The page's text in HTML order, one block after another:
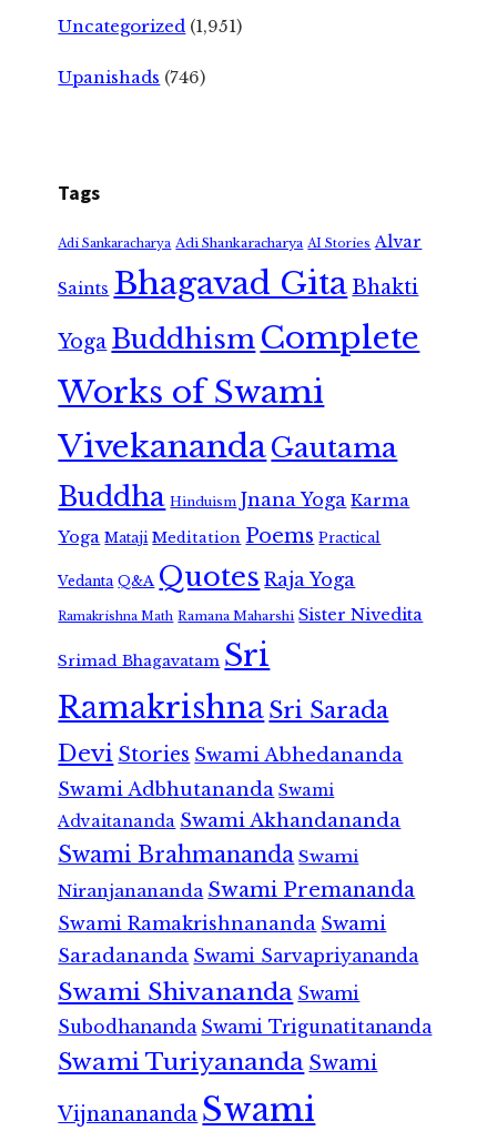
Uncategorized (1,951)
Upanishads (746)
Tags
Adi Sankaracharya Adi Shankaracharya AI Stories Alvar
Saints Bhagavad GitaBhakti
Yoga Buddhism Complete
Works of Swami
VivekanandaGautama
Buddha Hinduism Jnana Yoga Karma
Yoga Mataji Meditation Poems Practical
Vedanta Q&A Quotes Raja Yoga
Ramakrishna Math Ramana Maharshi Sister Nivedita
Srimad Bhagavatam Sri
RamakrishnaSri Sarada
Devi Stories Swami Abhedananda
Swami Adbhutananda Swami
Advaitananda Swami Akhandananda
Swami Brahmananda Swami
Niranjanananda Swami Premananda
Swami Ramakrishnananda Swami
Saradananda Swami Sarvapriyananda
Swami Shivananda Swami
Subodhananda Swami Trigunatitananda
Swami Turiyananda Swami
Vijnanananda Swami